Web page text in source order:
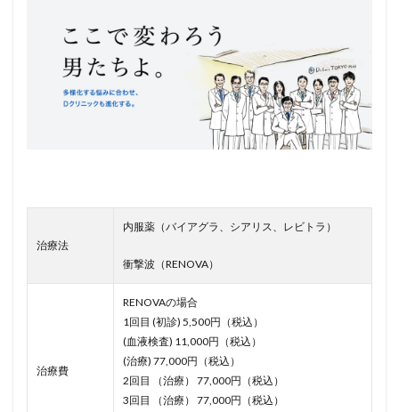
治療法
内服薬（バイアグラ、シアリス、レビトラ）
衝撃波（RENOVA）
治療費
RENOVAの場合
1回目 (初診) 5,500円（税込）
(血液検査) 11,000円（税込）
(治療) 77,000円（税込）
2回目 （治療） 77,000円（税込）
3回目 （治療） 77,000円（税込）